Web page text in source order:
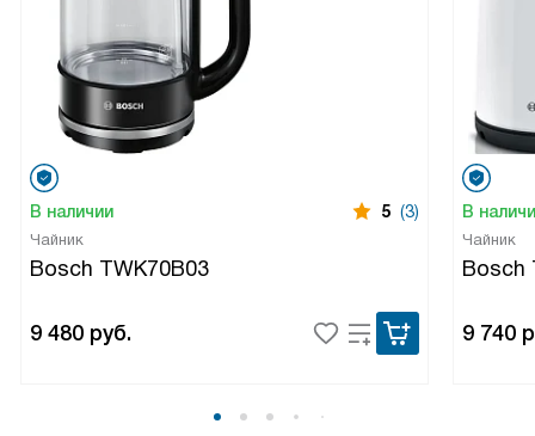
В наличии 5 (3)
Чайник
Bosch TWK70B03
9 480 руб.
В
Чайник
Bosch
9 740